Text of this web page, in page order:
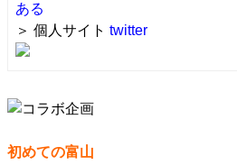
ある
＞ 個人サイト twitter
初めての富山